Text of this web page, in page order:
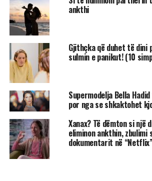
ankthi
Gjithçka që duhet të dini
sulmin e panikut! (10
Supermodelja Bella
por nga se shkaktohet
Xanax? Të dëmton si një
eliminon ankthin, zbulimi
dokumentarit në “Netflix”